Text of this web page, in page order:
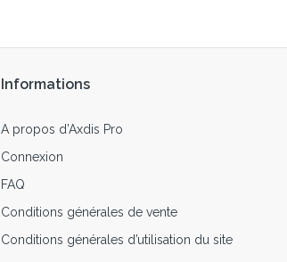
Informations
A propos d’Axdis Pro
Connexion
FAQ
Conditions générales de vente
Conditions générales d’utilisation du site